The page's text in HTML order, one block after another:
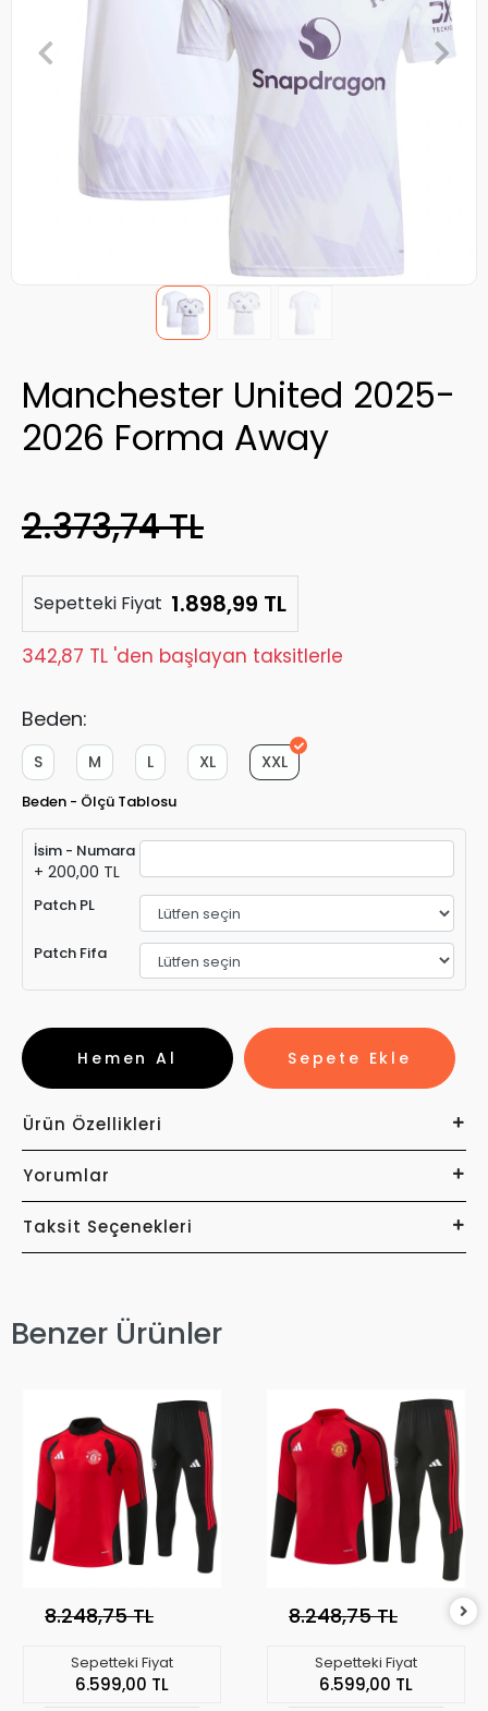
Manchester United 2025-
2026 Forma Away
2.373,74 TL
Sepetteki Fiyat 1.898,99 TL
342,87 TL 'den başlayan taksitlerle
Beden:
XXL
XL
L
M
S
Beden - Ölçü Tablosu
İsim - Numara
+ 200,00 TL
Patch PL
Patch Fifa
Sepete Ekle
Hemen Al
Ürün Özellikleri
Yorumlar
Taksit Seçenekleri
Benzer Ürünler
8.248,75 TL
Sepetteki Fiyat
6.599,00 TL
8.248,75 TL
Sepetteki Fiyat
6.599,00 TL